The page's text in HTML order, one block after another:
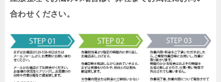
合わせください。